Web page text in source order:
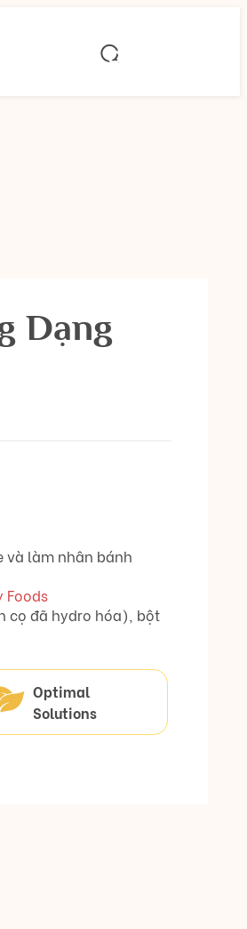
Dạng
và làm nhân bánh
Foods
cọ đã hydro hóa), bột
Optimal
Solutions